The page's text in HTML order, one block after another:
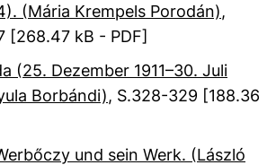
(Mária Krempels Porodán),
[268.47 kB - PDF]
(25. Dezember 1911–30. Juli
Borbándi), S.328-329 [188.36
und sein Werk. (László